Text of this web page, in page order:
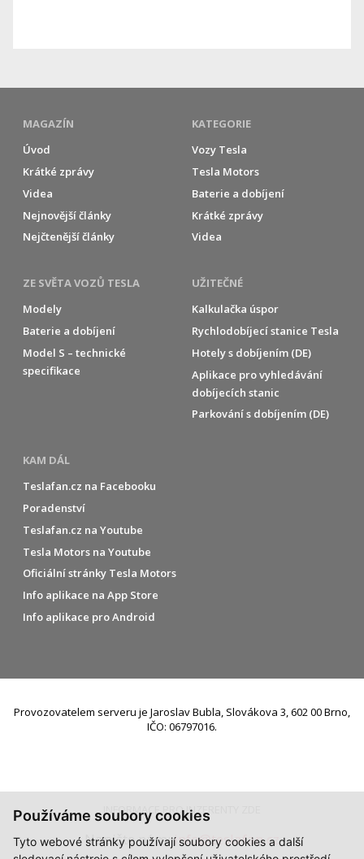
Používáme soubory cookies
Tyto webové stránky používají soubory cookies a další
MAGAZÍN
Úvod
Krátké zprávy
Videa
Nejnovější články
Nejčtenější články
KATEGORIE
Vozy Tesla
Tesla Motors
Baterie a dobíjení
Krátké zprávy
Videa
ZE SVĚTA VOZŮ TESLA
Modely
Baterie a dobíjení
Model S – technické
specifikace
UŽITEČNÉ
Kalkulačka úspor
Rychlodobíjecí stanice Tesla
Hotely s dobíjením (DE)
Aplikace pro vyhledávání
dobíjecích stanic
Parkování s dobíjením (DE)
KAM DÁL
Teslafan.cz na Facebooku
Poradenství
Teslafan.cz na Youtube
Tesla Motors na Youtube
Oficiální stránky Tesla Motors
Info aplikace na App Store
Info aplikace pro Android
Provozovatelem serveru je Jaroslav Bubla, Slovákova 3, 602 00 Brno,
IČO: 06797016.
INFORMACE PRO INZERENTY ZDE
Napište nám:info@teslafan.cz